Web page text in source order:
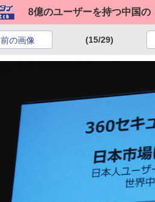
8億のユーザーを持つ中国
前の画像 (15/29)